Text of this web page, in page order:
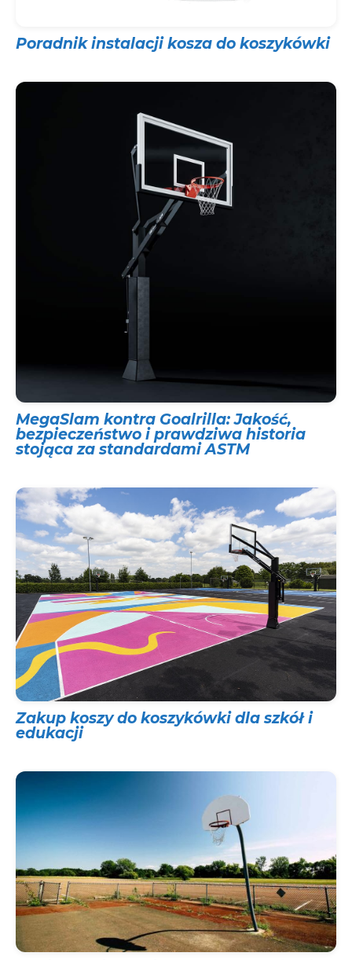
Poradnik instalacji kosza do koszykówki
MegaSlam kontra Goalrilla: Jakość,
bezpieczeństwo i prawdziwa historia
stojąca za standardami ASTM
Zakup koszy do koszykówki dla szkół i
edukacji